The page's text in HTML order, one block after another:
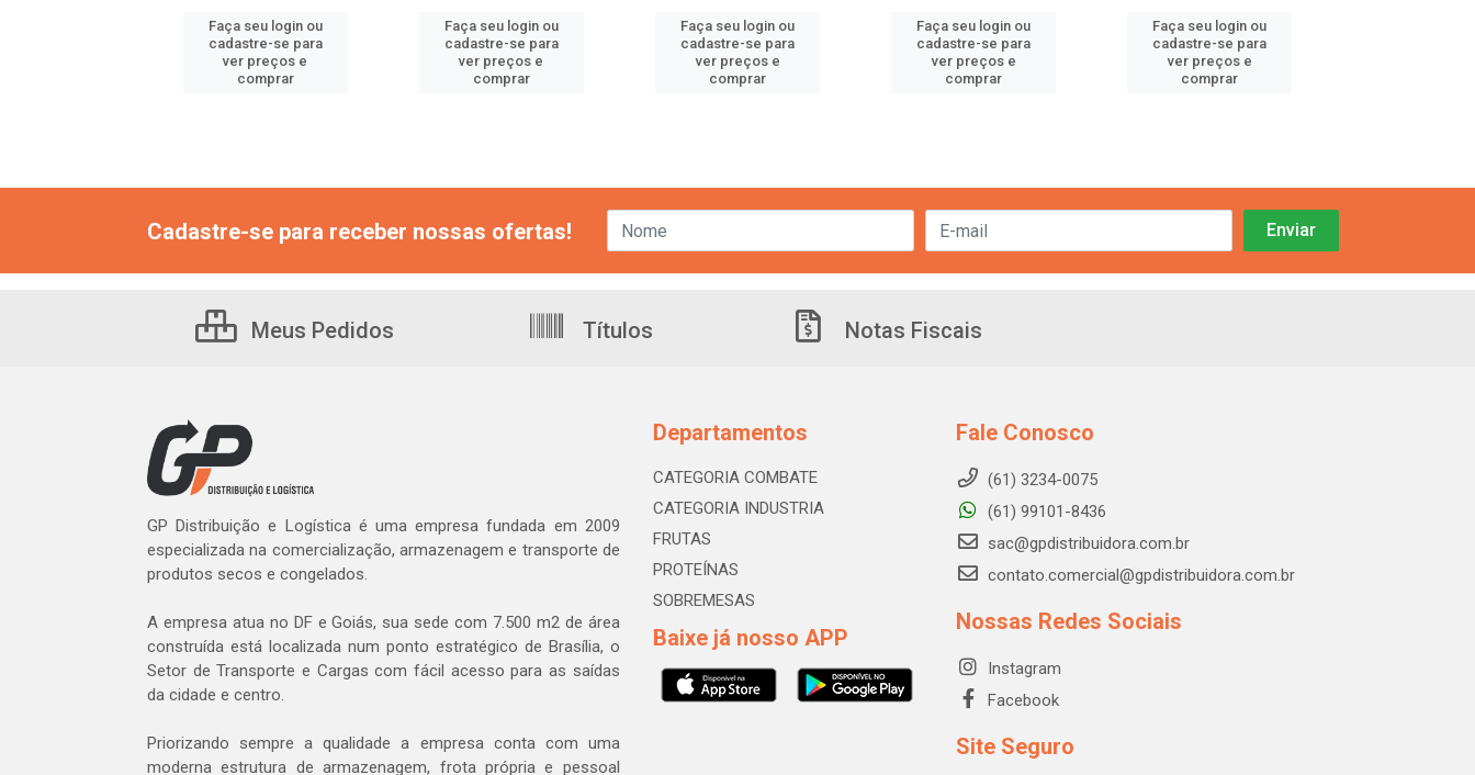
Faça seu login ou
cadastre-se para
ver preços e
comprar
Faça seu login ou
cadastre-se para
ver preços e
comprar
Faça seu login ou
cadastre-se para
ver preços e
comprar
Faça seu login ou
cadastre-se para
ver preços e
comprar
Faça seu login ou
cadastre-se para
ver preços e
comprar
Cadastre-se para receber nossas ofertas!
Meus Pedidos Títulos Notas Fiscais
GP Distribuição e Logística é uma empresa fundada em 2009
especializada na comercialização, armazenagem e transporte de
produtos secos e congelados.
A empresa atua no DF e Goiás, sua sede com 7.500 m2 de área
construída está localizada num ponto estratégico de Brasília, o
Setor de Transporte e Cargas com fácil acesso para as saídas
da cidade e centro.
Priorizando sempre a qualidade a empresa conta com uma
moderna estrutura de armazenagem, frota própria e pessoal
Departamentos
CATEGORIA COMBATE
CATEGORIA INDUSTRIA
FRUTAS
PROTEÍNAS
SOBREMESAS
Baixe já nosso APP
Fale Conosco
(61) 3234-0075
(61) 99101-8436
sac@gpdistribuidora.com.br
contato.comercial@gpdistribuidora.com.br
Nossas Redes Sociais
Instagram
Facebook
Site Seguro